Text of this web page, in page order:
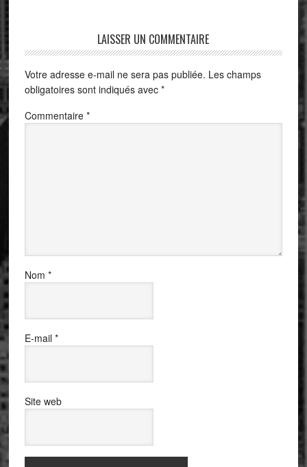
LAISSER UN COMMENTAIRE
Votre adresse e-mail ne sera pas publiée. Les champs
obligatoires sont indiqués avec *
Commentaire *
Nom *
E-mail *
Site web